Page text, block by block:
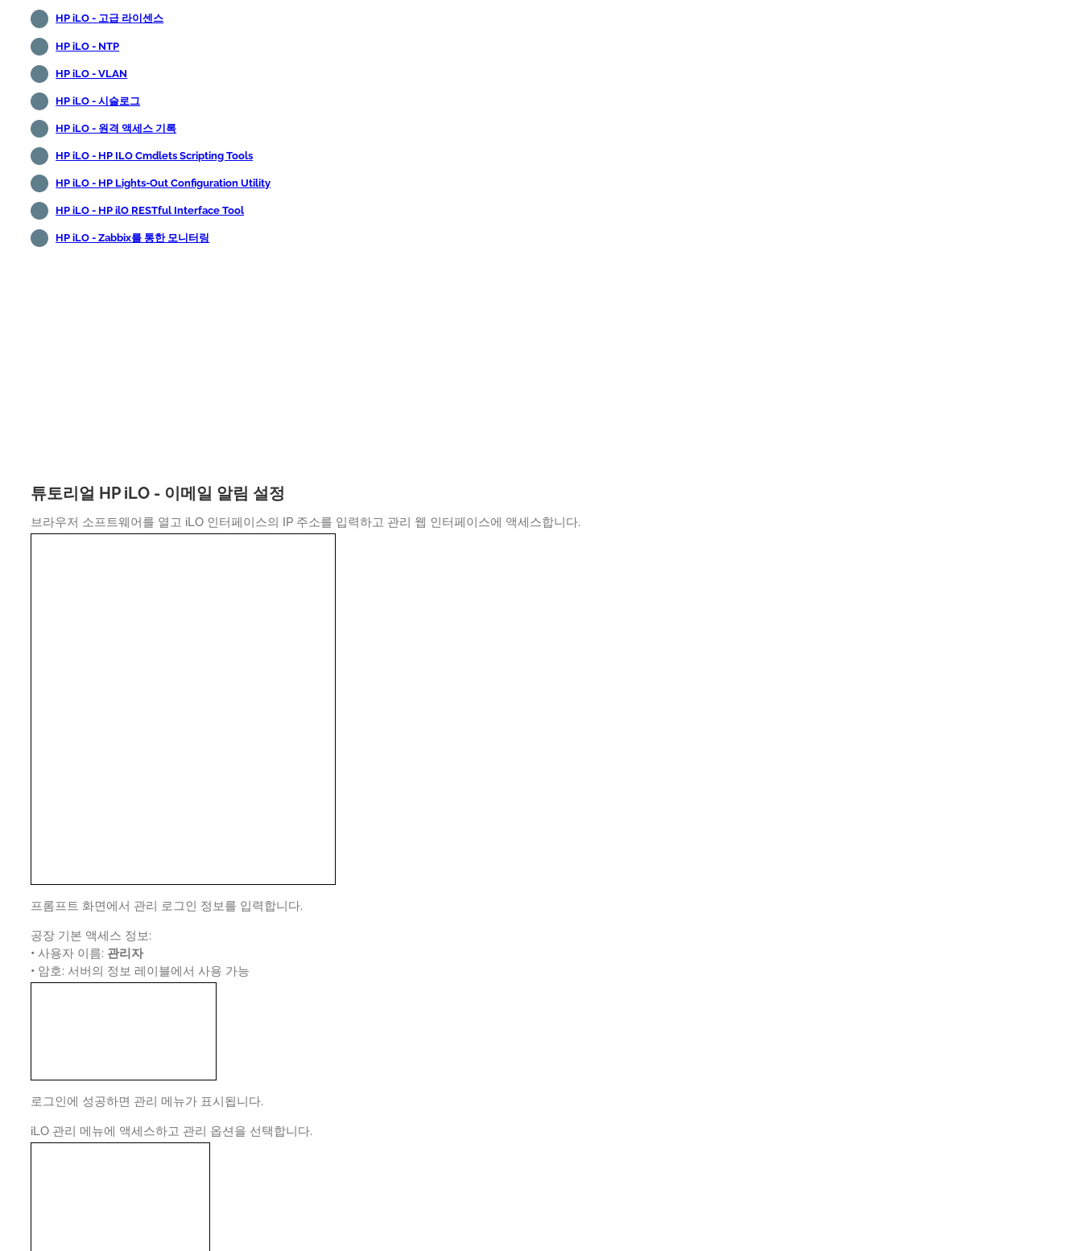
HP iLO - 고급 라이센스
HP iLO - NTP
HP iLO - VLAN
HP iLO - 시슬로그
HP iLO - 원격 액세스 기록
HP iLO - HP ILO Cmdlets Scripting Tools
HP iLO - HP Lights-Out Configuration Utility
HP iLO - HP ilO RESTful Interface Tool
HP iLO - Zabbix를 통한 모니터링
튜토리얼 HP iLO - 이메일 알림 설정
브라우저 소프트웨어를 열고 iLO 인터페이스의 IP 주소를 입력하고 관리 웹 인터페이스에 액세스합니다.
프롬프트 화면에서 관리 로그인 정보를 입력합니다.
공장 기본 액세스 정보:
• 사용자 이름: 관리자
• 암호: 서버의 정보 레이블에서 사용 가능
로그인에 성공하면 관리 메뉴가 표시됩니다.
iLO 관리 메뉴에 액세스하고 관리 옵션을 선택합니다.